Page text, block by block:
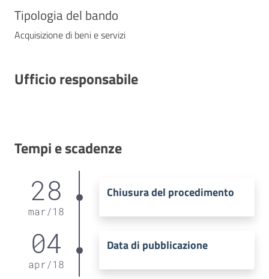
Tipologia del bando
Acquisizione di beni e servizi
Ufficio responsabile
Tempi e scadenze
28
mar/18
Chiusura del procedimento
04
apr/18
Data di pubblicazione